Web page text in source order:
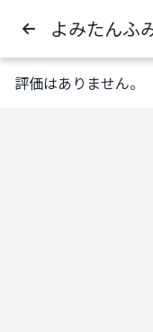
評価はありません。